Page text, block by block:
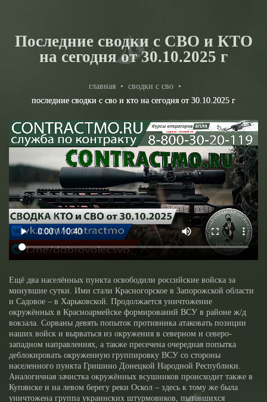
Последние сводки с СВО и КТО
на сегодня от 30.10.2025 г
главная • сводки с сво
•
последние сводки с сво и кто на сегодня от 30.10.2025 г
Ещё два населённых пункта освободили российские войска за
минувшие сутки. Ими стали Красногорское в Запорожской области
и Садовое – в Харьковской. Продолжается уничтожение
окружённых в Красноармейске формирований ВСУ в районе ж/д
вокзала. Сорваны девять попыток противника атаковать позиции
наших войск и вырваться из окружения в северном и северо-
западном направлениях, а также пресечена очередная попытка
деблокировать окруженную группировку ВСУ со стороны
населенного пункта Гришино Донецкой Народной Республики.
Аналогичная зачистка окружённых всушников происходит также в
Купянске и на левом берегу реки Оскол – здесь к тому же была
уничтожена группа украинских штурмовиков, пытавшихся